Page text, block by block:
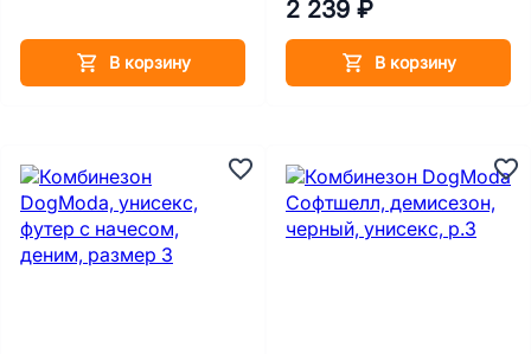
В корзину
2 239 ₽
В корзину